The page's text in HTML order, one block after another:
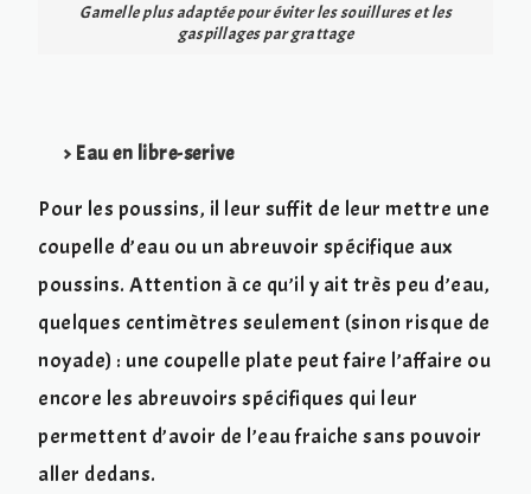
Gamelle plus adaptée pour éviter les souillures et les
gaspillages par grattage
> Eau en libre-serive
Pour les poussins, il leur suffit de leur mettre une
coupelle d’eau ou un abreuvoir spécifique aux
poussins. Attention à ce qu’il y ait très peu d’eau,
quelques centimètres seulement (sinon risque de
noyade) : une coupelle plate peut faire l’affaire ou
encore les abreuvoirs spécifiques qui leur
permettent d’avoir de l’eau fraiche sans pouvoir
aller dedans.